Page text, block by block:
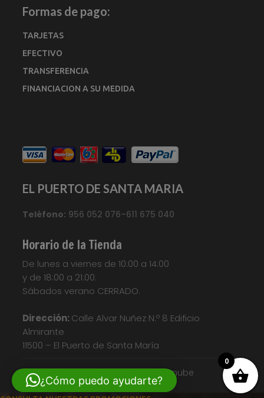
Formas de pago:
TARJETAS
EFECTIVO
TRANSFERENCIA
FINANCIACION A SU MEDIDA
EL PUERTO DE SANTA MARIA
Teléfono: 956 052 076–611 675 040
Horario de la Tienda
De lunes a viernes de 10:00 a 14:00
y de 18:00 a 21:00.
Sábados verano CERRADO.
Dirección:Calle Alvar Nuñez N.º 8 Edificio
Almirante
11500 – El Puerto de Santa María
© Diseño web| Nosunelanube
0
¿Cómo puedo ayudarte?